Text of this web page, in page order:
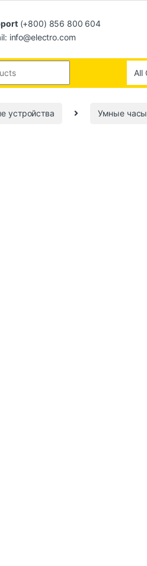
(+800) 856 800 604
info@electro.com
устройства Умные часы